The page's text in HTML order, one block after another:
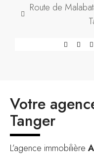
Route de
Votre
Tanger
L’agence immobilière